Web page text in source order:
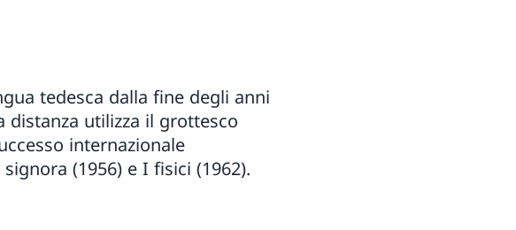
tedesca dalla fine degli anni
distanza utilizza il grottesco
internazionale
(1956) e I fisici (1962).